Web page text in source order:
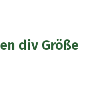
div Größe